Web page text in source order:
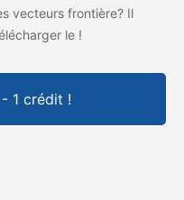
vecteurs frontière? Il
le !
1 crédit !